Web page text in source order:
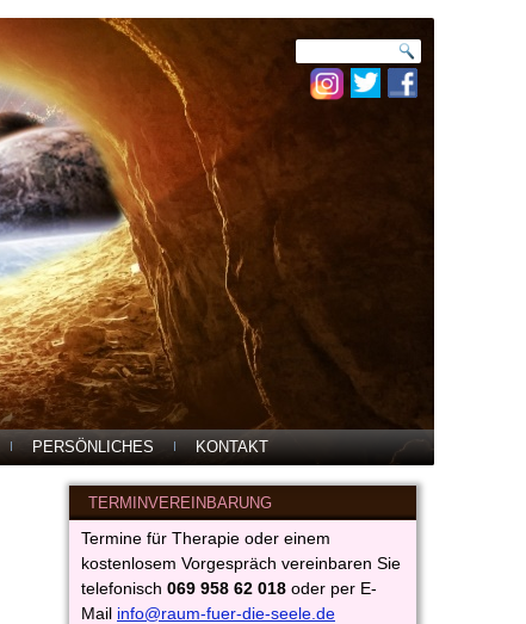
PERSÖNLICHES KONTAKT
TERMINVEREINBARUNG
Termine für Therapie oder einem
kostenlosem Vorgespräch vereinbaren Sie
telefonisch 069 958 62 018 oder per E-
Mail info@raum-fuer-die-seele.de